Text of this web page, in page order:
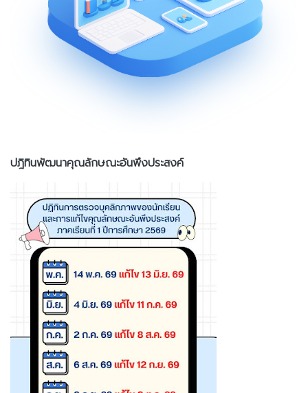
ปฎิทินพัฒนาคุณลักษณะอันพึงประสงค์